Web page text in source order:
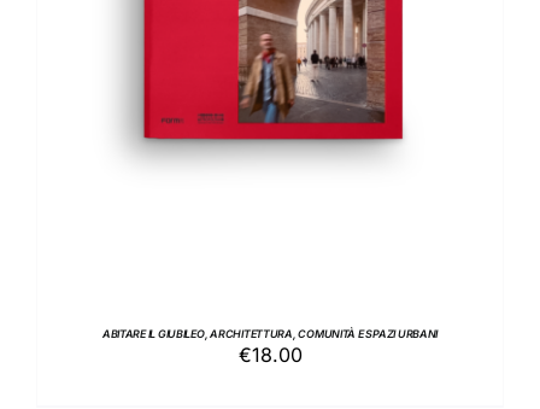
ABITARE IL GIUBILEO, ARCHITETTURA, COMUNITÀ E SPAZI URBANI
€18.00